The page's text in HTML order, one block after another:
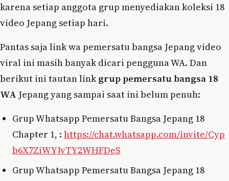
karena setiap anggota grup menyediakan koleksi 18
video Jepang setiap hari.
Pantas saja link wa pemersatu bangsa Jepang video
viral ini masih banyak dicari pengguna WA. Dan
berikut ini tautan linkgrup pemersatu bangsa 18
WA Jepang yang sampai saat ini belum penuh:
Grup Whatsapp Pemersatu Bangsa Jepang 18
Chapter 1, : https://chat.whatsapp.com/invite/Cyp
b6X7ZiWYJvTY2WHFDeS
Grup Whatsapp Pemersatu Bangsa Jepang 18